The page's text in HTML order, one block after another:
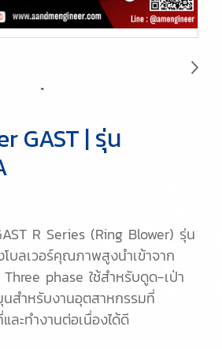
GAST | รุ่น
R Series (Ring Blower) รุ่น
บลเวอร์คุณภาพสูงนำเข้าจาก
phase ใช้สำหรับดูด-เป่า
สำหรับงานอุตสาหกรรมที่
ละทำงานต่อเนื่องได้ดี